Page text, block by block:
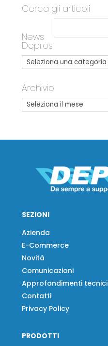
Cerca gli articoli
News
Depros
Archivio
SEZIONI
Azienda
E-Commerce
Novità
Comunicazioni
Approfondimenti tecnici
Contatti
Privacy Policy
PRODOTTI